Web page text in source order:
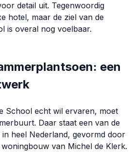
detail uit. Tegenwoordig
hotel, maar de ziel van de
is overal nog voelbaar.
een
School echt wil ervaren, moet
Daar staat een van de
in heel Nederland, gevormd door
van Michel de Klerk.